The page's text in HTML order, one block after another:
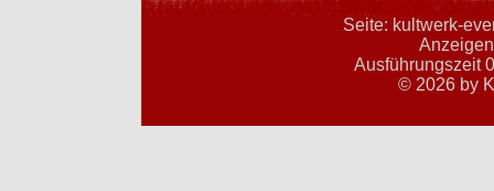
Seite: kultwerk-
Ausführungszeit
© 2026 by